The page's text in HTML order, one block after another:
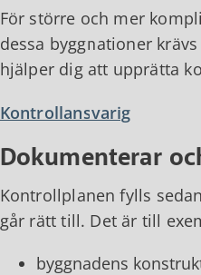
För större och mer
dessa byggnationer
hjälper dig att upprätta
Kontrollansvarig
Dokumenterar
Kontrollplanen fylls
går rätt till. Det är till
byggnadens